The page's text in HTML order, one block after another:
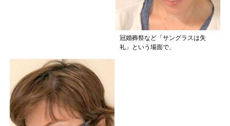
冠婚葬祭など「サングラスは失
礼」という場面で、